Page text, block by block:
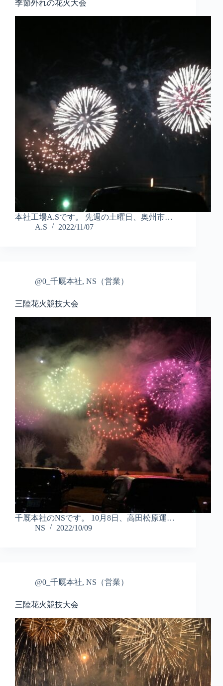
季節外れの花火大会
本社工場A.Sです。 先週の土曜日、奥州市…
A.S
2022/11/07
@0_千厩本社, NS（営業）
三陸花火競技大会
千厩本社のNSです。 10月8日、高田松原運…
NS
2022/10/09
@0_千厩本社, NS（営業）
三陸花火競技大会